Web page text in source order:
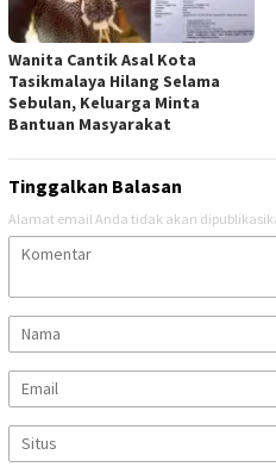
Wanita Cantik Asal Kota
Tasikmalaya Hilang Selama
Sebulan, Keluarga Minta
Bantuan Masyarakat
Tinggalkan Balasan
Alamat email Anda tidak akan